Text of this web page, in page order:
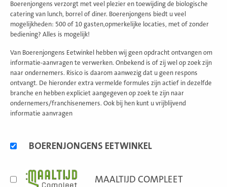
Boerenjongens verzorgt met veel plezier en toewijding de biologische
catering van lunch, borrel of diner. Boerenjongens biedt u veel
mogelijkheden: 500 of 10 gasten,opmerkelijke locaties, met of zonder
bediening? Alles is mogelijk!
Van Boerenjongens Eetwinkel hebben wij geen opdracht ontvangen om
informatie-aanvragen te verwerken. Onbekend is of zij wel op zoek zijn
naar ondernemers. Risico is daarom aanwezig dat u geen respons
ontvangt. De hieronder extra vermelde formules zijn actief in dezelfde
branche en hebben expliciet aangegeven op zoek te zijn naar
ondernemers/franchisenemers. Ook bij hen kunt u vrijblijvend
informatie aanvragen
formulesBOERENJONGENS EETWINKEL
MAALTIJD COMPLEET